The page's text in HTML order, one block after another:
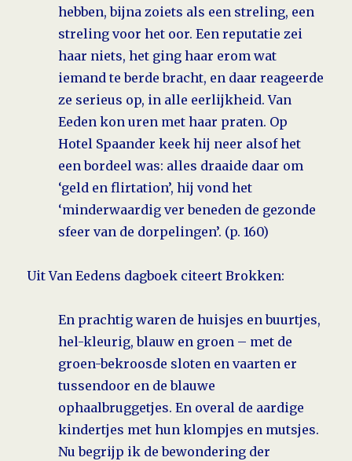
hebben, bijna zoiets als een streling, een
streling voor het oor. Een reputatie zei
haar niets, het ging haar erom wat
iemand te berde bracht, en daar reageerde
ze serieus op, in alle eerlijkheid. Van
Eeden kon uren met haar praten. Op
Hotel Spaander keek hij neer alsof het
een bordeel was: alles draaide daar om
‘geld en flirtation’, hij vond het
‘minderwaardig ver beneden de gezonde
sfeer van de dorpelingen’. (p. 160)
Uit Van Eedens dagboek citeert Brokken:
En prachtig waren de huisjes en buurtjes,
hel-kleurig, blauw en groen – met de
groen-bekroosde sloten en vaarten er
tussendoor en de blauwe
ophaalbruggetjes. En overal de aardige
kindertjes met hun klompjes en mutsjes.
Nu begrijp ik de bewondering der